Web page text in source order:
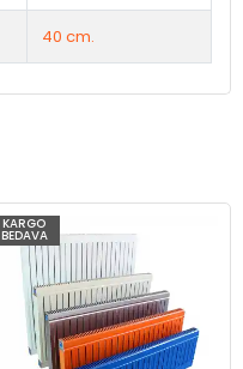
40 cm.
KARGO
BEDAVA